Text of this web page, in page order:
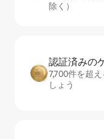
除く）
認証済みの
7,700件を超
しょう